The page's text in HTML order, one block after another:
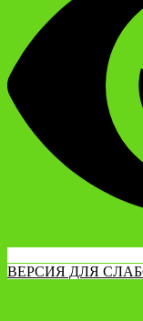
ВЕРСИЯ ДЛЯ